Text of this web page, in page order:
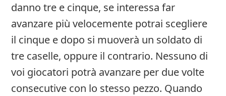
danno tre e cinque, se interessa far
avanzare più velocemente potrai scegliere
il cinque e dopo si muoverà un soldato di
tre caselle, oppure il contrario. Nessuno di
voi giocatori potrà avanzare per due volte
consecutive con lo stesso pezzo. Quando